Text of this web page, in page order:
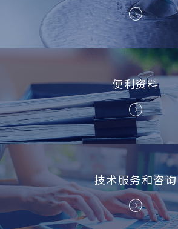
便利资料
技术服务和咨询